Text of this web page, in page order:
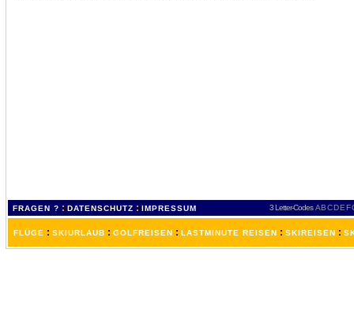
FRAGEN ? : DATENSCHUTZ : IMPRESSUM 3 Letter-Codes ABCDEF
FLÜGE : SKIURLAUB : GOLFREISEN : LASTMINUTE REISEN : SKIREISEN :